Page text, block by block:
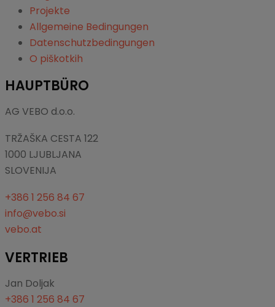
Projekte
Allgemeine Bedingungen
Datenschutzbedingungen
O piškotkih
HAUPTBÜRO
AG VEBO d.o.o.
TRŽAŠKA CESTA 122
1000 LJUBLJANA
SLOVENIJA
+386 1 256 84 67
info@vebo.si
vebo.at
VERTRIEB
Jan Doljak
+386 1 256 84 67